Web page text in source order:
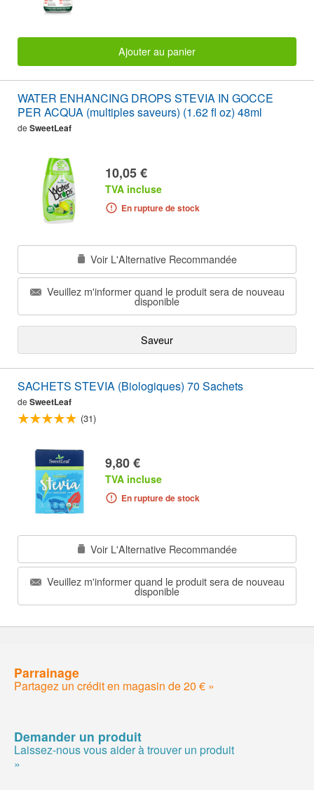
Ajouter au panier
WATER ENHANCING DROPS STEVIA IN GOCCE
PER ACQUA (multiples saveurs) (1.62 fl oz) 48ml
de SweetLeaf
10,05 €
TVA incluse
En rupture de stock
Voir L'Alternative Recommandée
Veuillez m'informer quand le produit sera de nouveau
disponible
Saveur
SACHETS STEVIA (Biologiques) 70 Sachets
de SweetLeaf
(31)
9,80 €
TVA incluse
En rupture de stock
Voir L'Alternative Recommandée
Veuillez m'informer quand le produit sera de nouveau
disponible
Parrainage
Partagez un crédit en magasin de 20 € »
Demander un produit
Laissez-nous vous aider à trouver un produit
»